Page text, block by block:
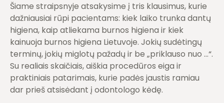
Šiame straipsnyje atsakysime į tris klausimus, kurie
dažniausiai rūpi pacientams: kiek laiko trunka dantų
higiena, kaip atliekama burnos higiena ir kiek
kainuoja burnos higiena Lietuvoje. Jokių sudėtingų
terminų, jokių miglotų pažadų ir be „priklauso nuo …“.
Su realiais skaičiais, aiškia procedūros eiga ir
praktiniais patarimais, kurie padės jaustis ramiau
dar prieš atsisėdant į odontologo kėdę.